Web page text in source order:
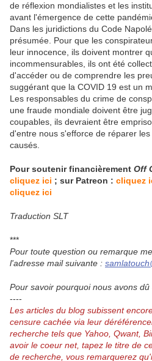
de réflexion mondialistes et les
avant l'émergence de cette
Dans les juridictions du Code
présumée. Pour que les
leur innocence, ils doivent montrer
incommensurables, ils ont été
d'accéder ou de comprendre les
suggérant que la COVID 19 est un
Les responsables du crime de
une fraude mondiale doivent être
coupables, ils devraient être
d'entre nous s'efforce de réparer
causés.
Pour soutenir financièrement Off
cliquez ici ; sur Patreon : cliquez
cliquez ici
Traduction SLT
***
Pour toute question ou remarque
l'adresse mail suivante :
Pour savoir pourquoi nous avons
----
Les articles du blog subissent
censure cachée via leur
recherche tels que Yahoo, Qwant,
avoir le coeur net, tapez le titre de
de recherche, vous remarquerez